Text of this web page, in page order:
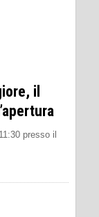
il
presso il